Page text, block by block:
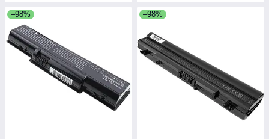
–98% –98%